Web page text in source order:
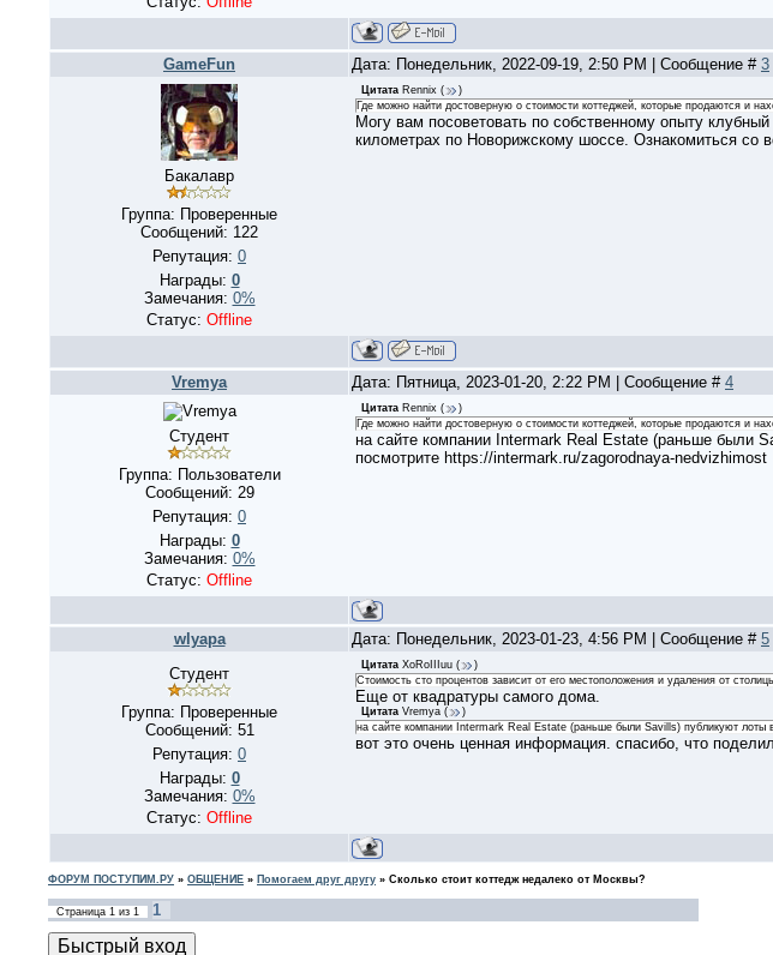
GameFun Дата: Понедельник, 2022-09-19, 2:50 PM | Сообщение # 3
Бакалавр
Группа: Проверенные
Сообщений: 122
Репутация: 0
Награды: 0
Замечания: 0%
Статус: Offline
Цитата Rennix (
)
Где можно найти достоверную о стоимости коттеджей, которые продаются и
Могу вам посоветовать по собственному опыту
километрах по Новорижскому шоссе. Ознакомиться
Vremya Дата: Пятница, 2023-01-20, 2:22 PM | Сообщение # 4
Студент
Группа: Пользователи
Сообщений: 29
Репутация: 0
Награды: 0
Замечания: 0%
Статус: Offline
Цитата Rennix (
)
Где можно найти достоверную о стоимости коттеджей, которые продаются и
на сайте компании Intermark Real Estate (раньше были
посмотрите https://intermark.ru/zagorodnaya-nedvizhimost
wlyapa Дата: Понедельник, 2023-01-23, 4:56 PM | Сообщение # 5
Студент
Группа: Проверенные
Сообщений: 51
Репутация: 0
Награды: 0
Замечания: 0%
Статус: Offline
Цитата XoRoIIIuu (
)
Стоимость сто процентов зависит от его местоположения и удаления от
Еще от квадратуры самого дома.
Цитата Vremya (
)
на сайте компании Intermark Real Estate (раньше были Savills) публикуют
вот это очень ценная информация. спасибо, что
ФОРУМ ПОСТУПИМ.РУ » ОБЩЕНИЕ » Помогаем друг другу » Сколько стоит коттедж недалеко от Москвы?
Страница 1 из 1
1